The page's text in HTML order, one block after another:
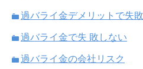
過バライ金デメリットで失敗
過バライ金で失 敗しない
過バライ金の会社リスク